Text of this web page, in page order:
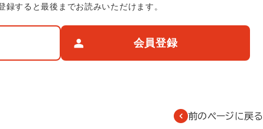
録すると最後までお読みいただけます。
会員登録
前のページに戻る